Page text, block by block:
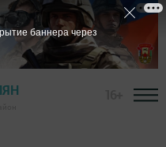
баннера через